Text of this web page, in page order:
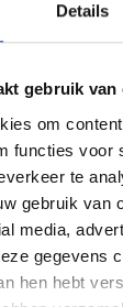
Details
gebruik van
om
functies voor
te
gebruik van
media,
gegevens
hen hebt
staan.
moeten
maken
zeggen